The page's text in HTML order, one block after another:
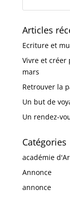
Articles
Ecriture et
Vivre et créer
mars
Retrouver la
Un but de
Un rendez-
Catégories
académie
Annonce
annonce